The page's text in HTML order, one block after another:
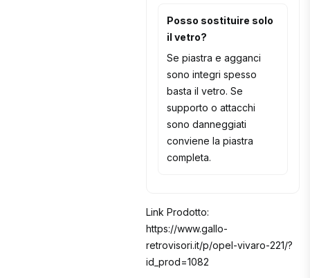
Posso sostituire solo
il vetro?
Se piastra e agganci
sono integri spesso
basta il vetro. Se
supporto o attacchi
sono danneggiati
conviene la piastra
completa.
Link Prodotto:
https://www.gallo-
retrovisori.it/p/opel-vivaro-221/?
id_prod=1082